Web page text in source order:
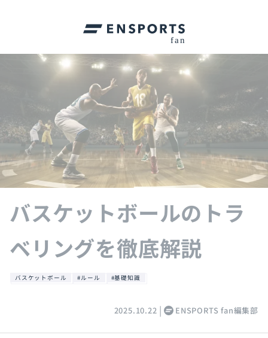
バスケットボールのトラ
ベリングを徹底解説
バスケットボール #ルール #基礎知識
2025.10.22 ENSPORTS fan編集部